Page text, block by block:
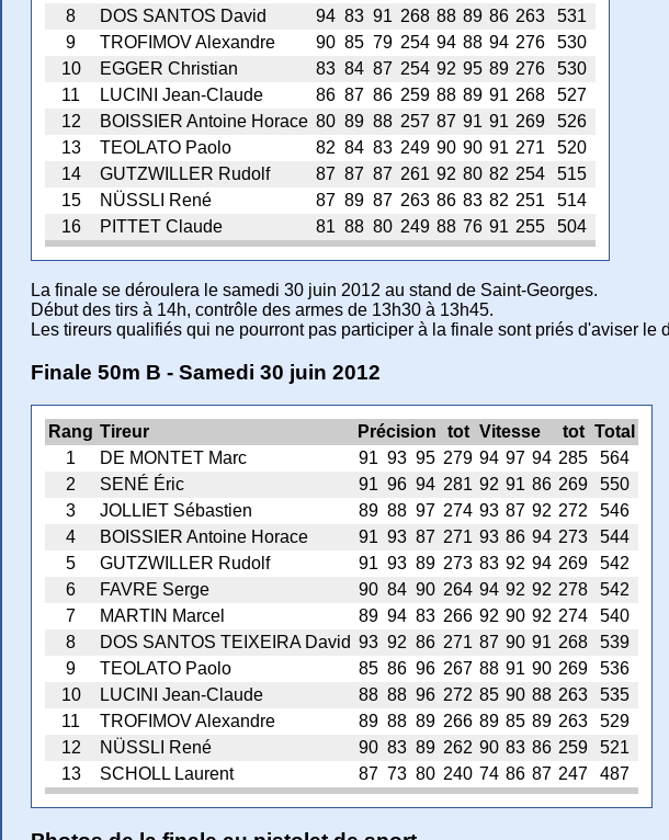
8
DOS SANTOS David 94 83 91 268 88 89 86 263
531
9
TROFIMOV Alexandre 90 85 79 254 94 88 94 276
530
10
EGGER Christian 83 84 87 254 92 95 89 276
530
11
LUCINI Jean-Claude 86 87 86 259 88 89 91 268
527
12
BOISSIER Antoine Horace 80 89 88 257 87 91 91 269
526
13
TEOLATO Paolo 82 84 83 249 90 90 91 271
520
14
GUTZWILLER Rudolf 87 87 87 261 92 80 82 254
515
15
NÜSSLI René 87 89 87 263 86 83 82 251
514
16
PITTET Claude 81 88 80 249 88 76 91 255 504
La finale se déroulera le samedi 30 juin 2012 au stand de Saint-Georges.
Début des tirs à 14h, contrôle des armes de 13h30 à 13h45.
Les tireurs qualifiés qui ne pourront pas participer à la finale sont priés d'aviser
Finale 50m B - Samedi 30 juin 2012
Rang Tireur Précision tot Vitesse tot Total
1
DE MONTET Marc 91 93 95 279 94 97 94 285
564
2
SENÉ Éric 91 96 94 281 92 91 86 269
550
3
JOLLIET Sébastien 89 88 97 274 93 87 92 272
546
4
BOISSIER Antoine Horace 91 93 87 271 93 86 94 273
544
5
GUTZWILLER Rudolf 91 93 89 273 83 92 94 269
542
6
FAVRE Serge 90 84 90 264 94 92 92 278
542
7
MARTIN Marcel 89 94 83 266 92 90 92 274
540
8
DOS SANTOS TEIXEIRA David 93 92 86 271 87 90 91 268
539
9
TEOLATO Paolo 85 86 96 267 88 91 90 269
536
10
LUCINI Jean-Claude 88 88 96 272 85 90 88 263
535
11
TROFIMOV Alexandre 89 88 89 266 89 85 89 263
529
12
NÜSSLI René 90 83 89 262 90 83 86 259
521
13
SCHOLL Laurent 87 73 80 240 74 86 87 247 487